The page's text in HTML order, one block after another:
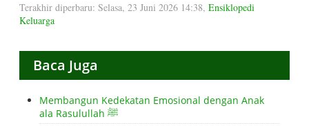
Terakhir diperbaru: Selasa, 23 Juni 2026 14:38, Ensiklopedi
Keluarga
Baca Juga
Membangun Kedekatan Emosional dengan Anak
ala Rasulullah ﷺ